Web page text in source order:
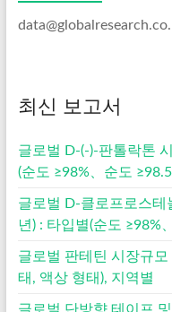
최신 보고서
글로벌 D-(-)-판톨락톤
(순도 ≥98%、순도
글로벌 D-클로프로스테
년) : 타입별(순도 ≥98%
글로벌 판테틴 시장규모
태, 액상 형태), 지역별
글로벌 단방향 테이프